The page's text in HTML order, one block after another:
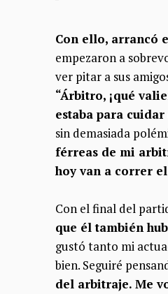
Con ello, arrancó
empezaron a
ver pitar a sus
“Árbitro, ¡qué
estaba para
sin demasiada
férreas de mi
hoy van a correr
Con el final del
que él también
gustó tanto mi
bien. Seguiré
del arbitraje. Me